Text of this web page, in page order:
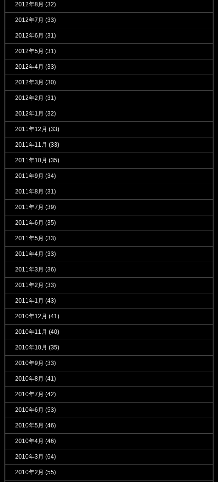
2012年8月 (32)
2012年7月 (33)
2012年6月 (31)
2012年5月 (31)
2012年4月 (33)
2012年3月 (30)
2012年2月 (31)
2012年1月 (32)
2011年12月 (33)
2011年11月 (33)
2011年10月 (35)
2011年9月 (34)
2011年8月 (31)
2011年7月 (39)
2011年6月 (35)
2011年5月 (33)
2011年4月 (33)
2011年3月 (36)
2011年2月 (33)
2011年1月 (43)
2010年12月 (41)
2010年11月 (40)
2010年10月 (35)
2010年9月 (33)
2010年8月 (41)
2010年7月 (42)
2010年6月 (53)
2010年5月 (46)
2010年4月 (46)
2010年3月 (64)
2010年2月 (55)